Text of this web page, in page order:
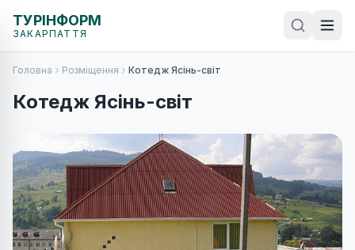
ТУРІНФОРМ
ЗАКАРПАТТЯ
Головна Розміщення Котедж Ясінь-світ
Котедж Ясінь-світ